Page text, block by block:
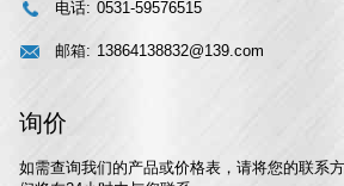
电话: 0531-59576515
邮箱: 13864138832@139.com
询价
如需查询我们的产品或价格表，请将您的联系